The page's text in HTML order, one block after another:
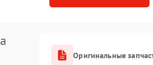
Оригинальные